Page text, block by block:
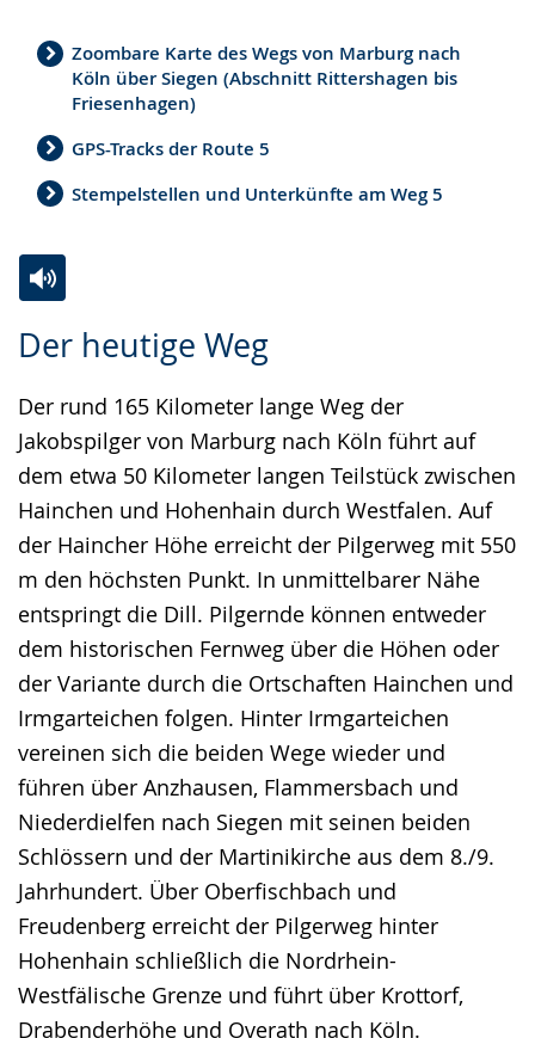
Zoombare Karte des Wegs von Marburg nach
Köln über Siegen (Abschnitt Rittershagen bis
Friesenhagen)
GPS-Tracks der Route 5
Stempelstellen und Unterkünfte am Weg 5
Der heutige Weg
Der rund 165 Kilometer lange Weg der
Jakobspilger von Marburg nach Köln führt auf
dem etwa 50 Kilometer langen Teilstück zwischen
Hainchen und Hohenhain durch Westfalen. Auf
der Haincher Höhe erreicht der Pilgerweg mit 550
m den höchsten Punkt. In unmittelbarer Nähe
entspringt die Dill. Pilgernde können entweder
dem historischen Fernweg über die Höhen oder
der Variante durch die Ortschaften Hainchen und
Irmgarteichen folgen. Hinter Irmgarteichen
vereinen sich die beiden Wege wieder und
führen über Anzhausen, Flammersbach und
Niederdielfen nach Siegen mit seinen beiden
Schlössern und der Martinikirche aus dem 8./9.
Jahrhundert. Über Oberfischbach und
Freudenberg erreicht der Pilgerweg hinter
Hohenhain schließlich die Nordrhein-
Westfälische Grenze und führt über Krottorf,
Drabenderhöhe und Overath nach Köln.
Leichten
wechseln.
Audio-
Video
Deutscher
Gebärdensprache
wird
angezeigt.